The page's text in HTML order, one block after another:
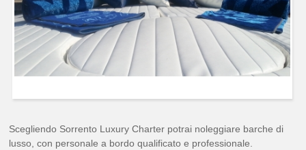
Scegliendo Sorrento Luxury Charter potrai noleggiare barche di
lusso, con personale a bordo qualificato e professionale.